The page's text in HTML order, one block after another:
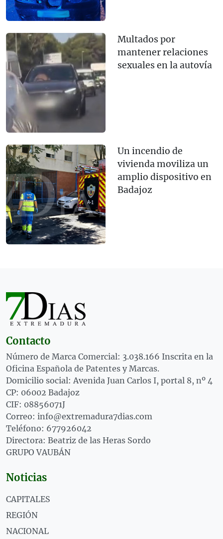
Multados por
mantener relaciones
sexuales en la autovía
Un incendio de
vivienda moviliza un
amplio dispositivo en
Badajoz
Contacto
Número de Marca Comercial: 3.038.166 Inscrita en la
Oficina Española de Patentes y Marcas.
Domicilio social: Avenida Juan Carlos I, portal 8, nº 4
CP: 06002 Badajoz
CIF: 08856071J
Correo: info@extremadura7dias.com
Teléfono: 677926042
Directora: Beatriz de las Heras Sordo
GRUPO VAUBÁN
Noticias
CAPITALES
REGIÓN
NACIONAL